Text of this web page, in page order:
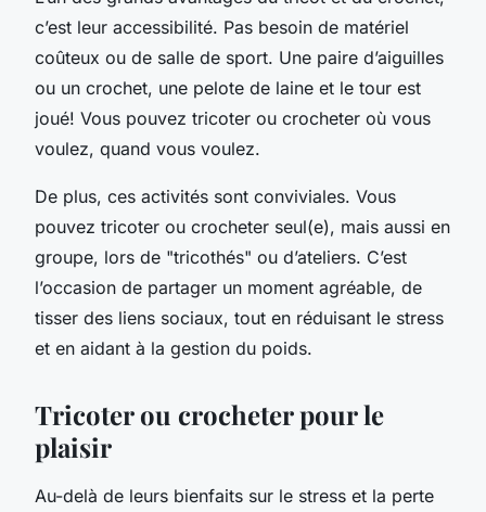
c’est leur accessibilité. Pas besoin de matériel
coûteux ou de salle de sport. Une paire d’aiguilles
ou un crochet, une pelote de laine et le tour est
joué! Vous pouvez tricoter ou crocheter où vous
voulez, quand vous voulez.
De plus, ces activités sont conviviales. Vous
pouvez tricoter ou crocheter seul(e), mais aussi en
groupe, lors de "tricothés" ou d’ateliers. C’est
l’occasion de partager un moment agréable, de
tisser des liens sociaux, tout en réduisant le stress
et en aidant à la gestion du poids.
Tricoter ou crocheter pour le
plaisir
Au-delà de leurs bienfaits sur le stress et la perte